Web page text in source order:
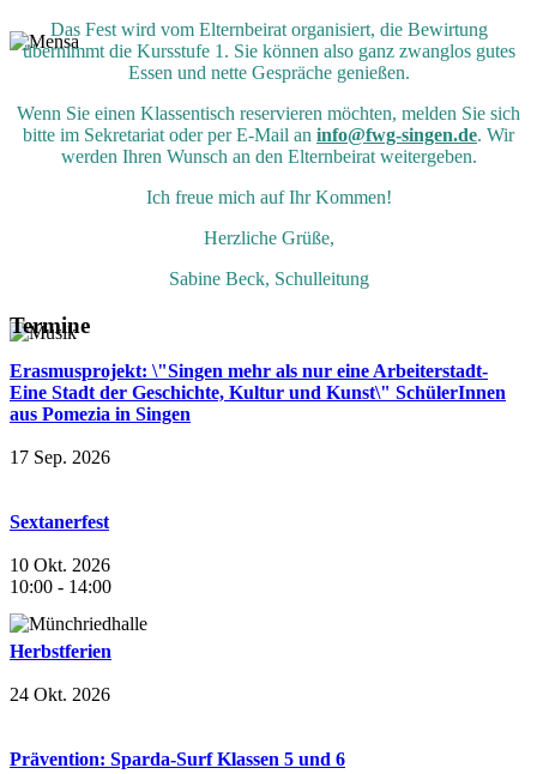
Das Fest wird vom Elternbeirat organisiert, die Bewirtung
übernimmt die Kursstufe 1. Sie können also ganz zwanglos gutes
Essen und nette Gespräche genießen.
Wenn Sie einen Klassentisch reservieren möchten, melden Sie sich
bitte im Sekretariat oder per E-Mail an info@fwg-singen.de. Wir
werden Ihren Wunsch an den Elternbeirat weitergeben.
Ich freue mich auf Ihr Kommen!
Herzliche Grüße,
Sabine Beck, Schulleitung
Termine
Erasmusprojekt: \"Singen mehr als nur eine Arbeiterstadt-
Eine Stadt der Geschichte, Kultur und Kunst\" SchülerInnen
aus Pomezia in Singen
17 Sep. 2026
Sextanerfest
10 Okt. 2026
10:00 - 14:00
Herbstferien
24 Okt. 2026
Prävention: Sparda-Surf Klassen 5 und 6